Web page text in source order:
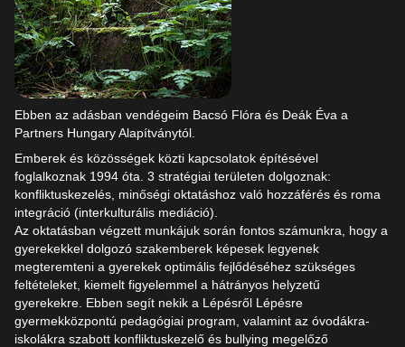
Ebben az adásban vendégeim Bacsó Flóra és Deák Éva a
Partners Hungary Alapítványtól.
Emberek és közösségek közti kapcsolatok építésével
foglalkoznak 1994 óta. 3 stratégiai területen dolgoznak:
konfliktuskezelés, minőségi oktatáshoz való hozzáférés és roma
integráció (interkulturális mediáció).
Az oktatásban végzett munkájuk során fontos számunkra, hogy a
gyerekekkel dolgozó szakemberek képesek legyenek
megteremteni a gyerekek optimális fejlődéséhez szükséges
feltételeket, kiemelt figyelemmel a hátrányos helyzetű
gyerekekre. Ebben segít nekik a Lépésről Lépésre
gyermekközpontú pedagógiai program, valamint az óvodákra-
iskolákra szabott konfliktuskezelő és bullying megelőző